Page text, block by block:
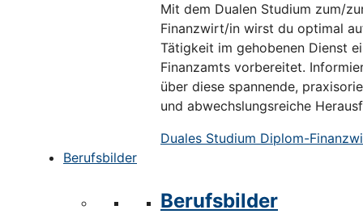
Mit dem Dualen Studium zum/
Finanzwirt/in wirst du optimal
Tätigkeit im gehobenen Dienst
Finanzamts vorbereitet.
über diese spannende,
und abwechslungsreiche
Duales Studium Diplom-
Berufsbilder
Berufsbilder